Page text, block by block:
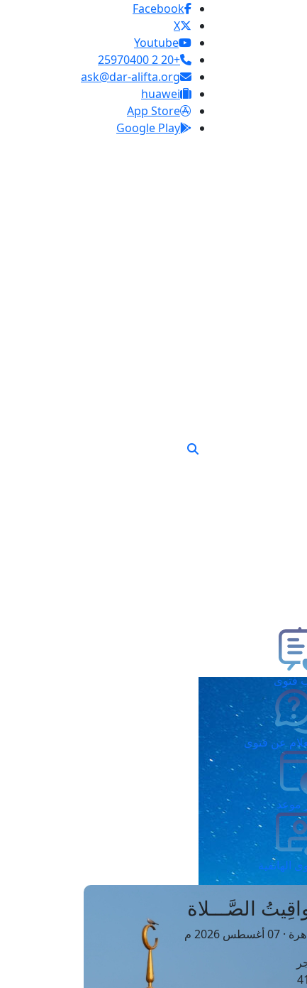
Facebook
X
Youtube
+20 2 25970400
ask@dar-alifta.org
huawei
App Store
Google Play
فتوى
عن فتوى
موعد
الهاتفية
الصَّـــلاة
أغسطس 2026 م